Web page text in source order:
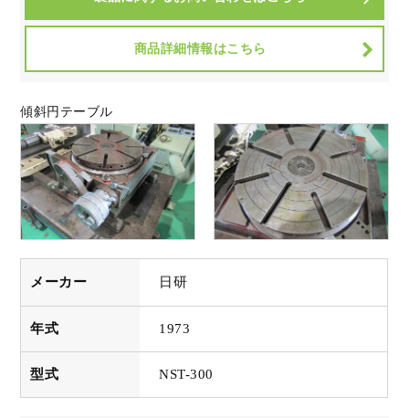
商品詳細情報はこちら
傾斜円テーブル
メーカー 日研
年式 1973
型式 NST-300